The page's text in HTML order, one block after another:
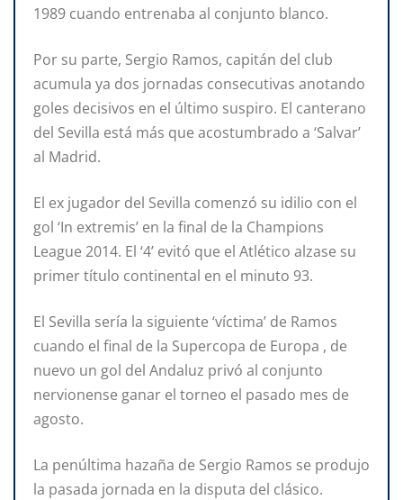
1989 cuando entrenaba al conjunto blanco.
Por su parte, Sergio Ramos, capitán del club
acumula ya dos jornadas consecutivas anotando
goles decisivos en el último suspiro. El canterano
del Sevilla está más que acostumbrado a ‘Salvar’
al Madrid.
El ex jugador del Sevilla comenzó su idilio con el
gol ‘In extremis’ en la final de la Champions
League 2014. El ‘4’ evitó que el Atlético alzase su
primer título continental en el minuto 93.
El Sevilla sería la siguiente ‘víctima’ de Ramos
cuando el final de la Supercopa de Europa , de
nuevo un gol del Andaluz privó al conjunto
nervionense ganar el torneo el pasado mes de
agosto.
La penúltima hazaña de Sergio Ramos se produjo
la pasada jornada en la disputa del clásico.